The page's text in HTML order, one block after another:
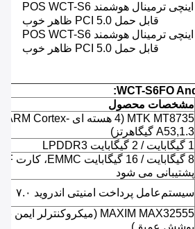
تراشه بارکد 5.5 اینچی ترمینال هوشمند POS WCT-S6
قابل حمل PCI 5.0 ظاهر خوب
تراشه بارکد 5.5 اینچی ترمینال هوشمند POS WCT-S6
قابل حمل PCI 5.0 ظاهر خوب
مشخصات محصول
MTK MT8735 (4 هسته ای ARM Cortex-
A53,1.3 گیگاهرتز)
1 گیگابایت / 2 گیگابایت LPDDR3
8 گیگابایت / 16 گیگابایت EMMC، کارت TF
پشتیبانی می شود
سیستم‌عامل پرداخت امنیتی اندروید ۷.۰
MAXIM MAX32555 (میکروکنترلر ایمن با